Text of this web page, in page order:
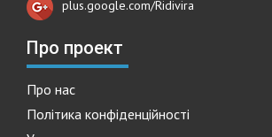
plus.google.com/Ridivira
Про проект
Про нас
Політика конфіденційності